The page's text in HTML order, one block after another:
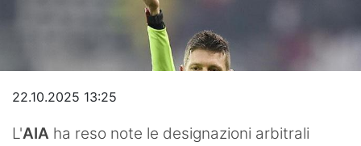
Settore Giovanile
Lazio Women
Calciomercato
Video
22.10.2025 13:25
L'AIA ha reso note le designazioni arbitrali